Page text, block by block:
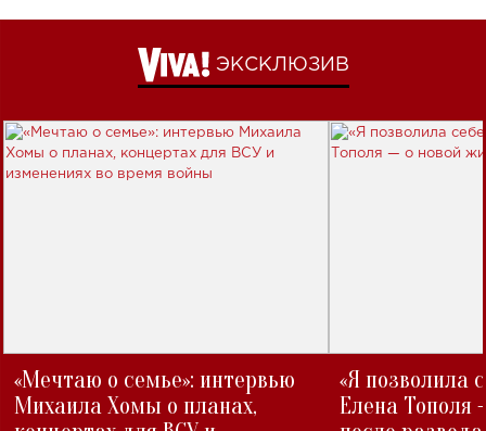
ЭКСКЛЮЗИВ
«Мечтаю о семье»: интервью
Михаила Хомы о планах,
«Я позволила
Елена Тополя